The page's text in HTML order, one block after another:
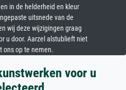
in de helderheid en kleur
uitsnede van de
wij deze wijzigingen graag
u door. Aarzel alstublieft niet
ons op te nemen.
voor u